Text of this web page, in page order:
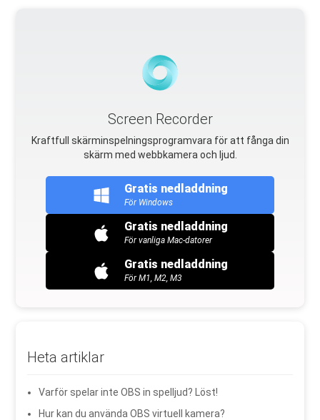
Screen Recorder
Kraftfull skärminspelningsprogramvara för att fånga din
skärm med webbkamera och ljud.
Gratis nedladdning
För Windows
Gratis nedladdning
För vanliga Mac-datorer
Gratis nedladdning
För M1, M2, M3
Heta artiklar
Varför spelar inte OBS in spelljud? Löst!
Hur kan du använda OBS virtuell kamera?